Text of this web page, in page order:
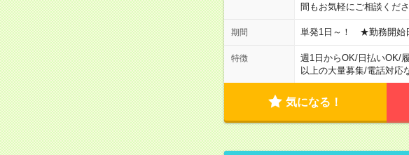
間もお気軽にご相談くださ
期間 単発1日～！ ★勤務開始
特徴 週1日からOK/日払いOK/
以上の大量募集/電話対応
気になる！